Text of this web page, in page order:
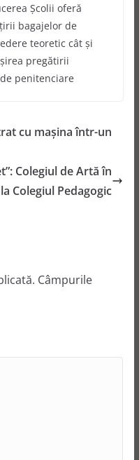
Școlii oferă
bagajelor de
teoretic cât și
pregătirii
penitenciare
cu mașina într-un
Colegiul de Artă în
Colegiul Pedagogic
Câmpurile